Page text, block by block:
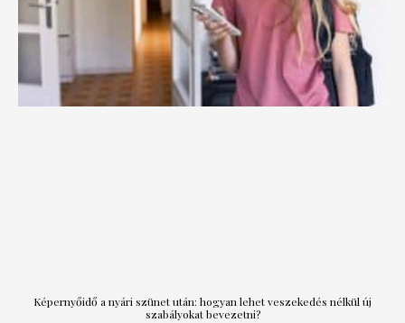
Képernyőidő a nyári szünet után: hogyan lehet veszekedés nélkül új
szabályokat bevezetni?